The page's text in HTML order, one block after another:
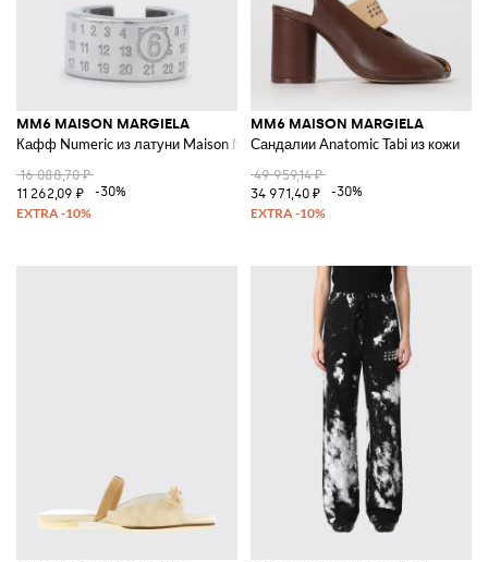
MM6 MAISON MARGIELA
Кафф Numeric из латуни Maison Margiela
16 088,70 ₽
11 262,09 ₽
-30%
MM6 MAISON MARGIELA
Сандалии Anatomic Tabi из кожи
49 959,14 ₽
34 971,40 ₽
-30%